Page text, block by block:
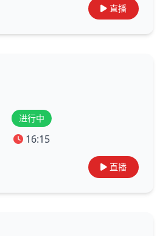
直播
进行中
16:15
直播